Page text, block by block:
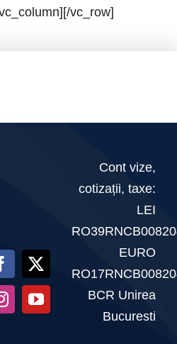
Galerievc_row]
Cont vize,
cotizații, taxe:
LEI
EURO
BCR Unirea
Bucuresti